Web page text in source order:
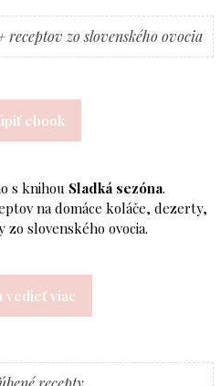
receptov zo slovenského ovocia
ebook
s knihou Sladká sezóna.
na domáce koláče, dezerty,
zo slovenského ovocia.
vedieť viac